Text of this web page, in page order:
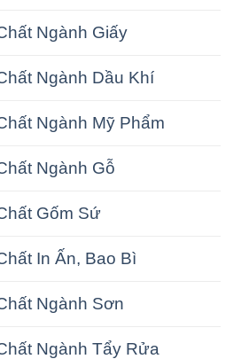
Ngành Giấy
Ngành Dầu Khí
Ngành Mỹ Phẩm
Ngành Gỗ
Gốm Sứ
In Ấn, Bao Bì
Ngành Sơn
Ngành Tẩy Rửa